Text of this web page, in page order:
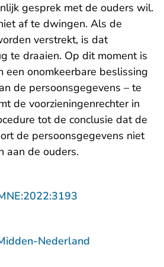
gesprek met de ouders wil.
af te dwingen. Als de
verstrekt, is dat
te draaien. Op dit moment is
een onomkeerbare beslissing
de persoonsgegevens – te
de voorzieningenrechter in
tot de conclusie dat de
de persoonsgegevens niet
aan de ouders.
Nederland